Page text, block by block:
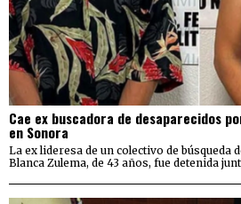
Cae ex buscadora de desaparecidos
en Sonora
La ex lideresa de un colectivo de búsqueda
Blanca Zulema, de 43 años, fue detenida